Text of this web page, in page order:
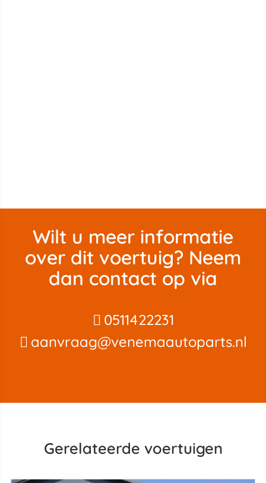
Wilt u meer informatie
over dit voertuig? Neem
dan contact op via
0511422231
aanvraag@venemaautoparts.nl
Gerelateerde voertuigen